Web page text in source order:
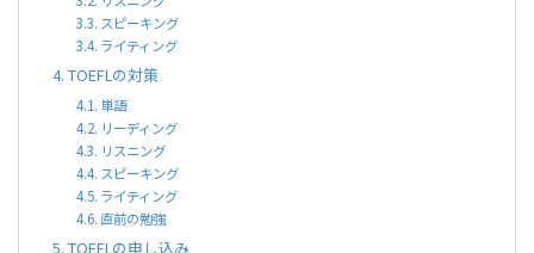
スピーキング
ライティング
TOEFLの対策
単語
リーディング
リスニング
スピーキング
ライティング
直前の勉強
TOEFLの申し込み